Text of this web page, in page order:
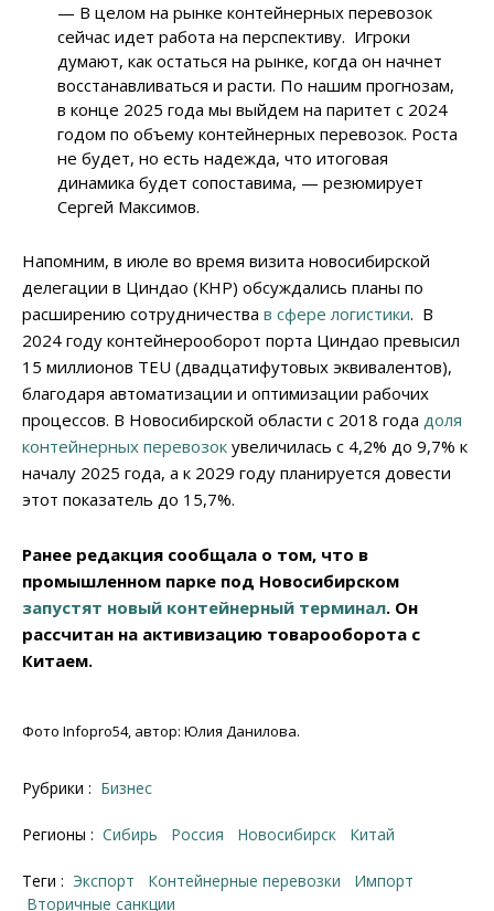
— В целом на рынке контейнерных перевозок
сейчас идет работа на перспективу. Игроки
думают, как остаться на рынке, когда он начнет
восстанавливаться и расти. По нашим прогнозам,
в конце 2025 года мы выйдем на паритет с 2024
годом по объему контейнерных перевозок. Роста
не будет, но есть надежда, что итоговая
динамика будет сопоставима, — резюмирует
Сергей Максимов.
Напомним, в июле во время визита новосибирской
делегации в Циндао (КНР) обсуждались планы по
расширению сотрудничества в сфере логистики. В
2024 году контейнерооборот порта Циндао превысил
15 миллионов TEU (двадцатифутовых эквивалентов),
благодаря автоматизации и оптимизации рабочих
процессов. В Новосибирской области с 2018 года доля
контейнерных перевозок увеличилась с 4,2% до 9,7% к
началу 2025 года, а к 2029 году планируется довести
этот показатель до 15,7%.
Ранее редакция сообщала о том, что в
промышленном парке под Новосибирском
запустят новый контейнерный терминал. Он
рассчитан на активизацию товарооборота с
Китаем.
Фото Infopro54, автор: Юлия Данилова.
Рубрики : Бизнес
Регионы : Сибирь Россия Новосибирск Китай
Теги : экспорт контейнерные перевозки
импорт
вторичные санкции